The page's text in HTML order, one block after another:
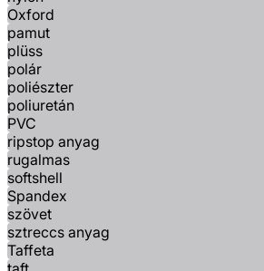
Oxford
pamut
plüss
polár
poliészter
poliuretán
PVC
ripstop anyag
rugalmas
softshell
Spandex
szövet
sztreccs anyag
Taffeta